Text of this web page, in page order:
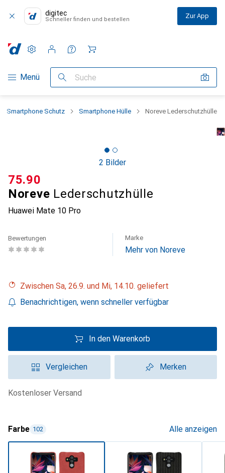
digitec
Schneller finden und bestellen Zur App
Navigation nach Kategorien
Menü Suche
Einstellungen
Kundenkonto
Vergleichslisten
Merklisten
Warenkorb
Smartphone Schutz Smartphone Hülle Noreve Lederschutzhülle
2 Bilder
Noreve Lederschutzhülle
Huawei Mate 10 Pro
CHF
75.90
Bewertungen Marke
Mehr von Noreve
Zwischen Sa, 26.9. und Mi, 14.10. geliefert
Benachrichtigen, wenn schneller verfügbar
In den Warenkorb
Vergleichen Merken
kostenloser Versand
Farbe 102 Alle anzeigen